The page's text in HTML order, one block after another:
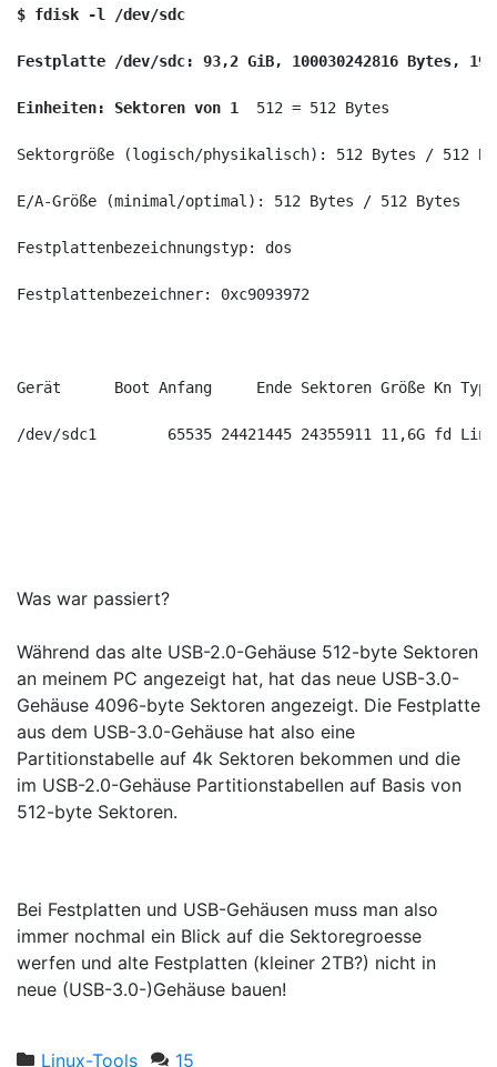
$ fdisk -l /dev/sdc
Festplatte /dev/sdc: 93,2 GiB, 100030242816 Bytes,
Einheiten: Sektoren von 1 512 = 512 Bytes
Sektorgröße (logisch/physikalisch): 512 Bytes / 512
E/A-Größe (minimal/optimal): 512 Bytes / 512 Bytes
Festplattenbezeichnungstyp: dos
Festplattenbezeichner: 0xc9093972
Gerät      Boot Anfang     Ende Sektoren Größe Kn Typ
/dev/sdc1        65535 24421445 24355911 11,6G fd
Was war passiert?
Während das alte USB-2.0-Gehäuse 512-byte Sektoren
an meinem PC angezeigt hat, hat das neue USB-3.0-
Gehäuse 4096-byte Sektoren angezeigt. Die Festplatte
aus dem USB-3.0-Gehäuse hat also eine
Partitionstabelle auf 4k Sektoren bekommen und die
im USB-2.0-Gehäuse Partitionstabellen auf Basis von
512-byte Sektoren.
Bei Festplatten und USB-Gehäusen muss man also
immer nochmal ein Blick auf die Sektoregroesse
werfen und alte Festplatten (kleiner 2TB?) nicht in
neue (USB-3.0-)Gehäuse bauen!
Linux-Tools 15